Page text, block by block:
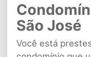
São José
Você está